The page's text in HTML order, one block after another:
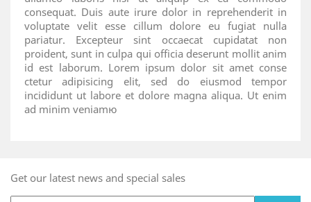
consequat. Duis aute irure dolor in reprehenderit in
voluptate velit esse cillum dolore eu fugiat nulla
pariatur. Excepteur sint occaecat cupidatat non
proident, sunt in culpa qui officia deserunt mollit anim
id est laborum. Lorem ipsum dolor sit amet conse
ctetur adipisicing elit, sed do eiusmod tempor
incididunt ut labore et dolore magna aliqua. Ut enim
ad minim veniamю
Get our latest news and special sales